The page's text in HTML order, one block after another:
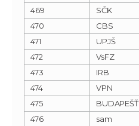
469
SČK
470
CBS
471
UPJŠ
472
VsFZ
473
IRB
474
VPN
475
BUDAPEŠŤ
476
sam